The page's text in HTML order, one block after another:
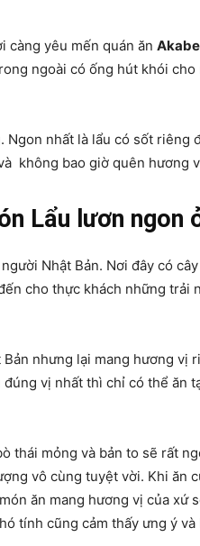
càng yêu mến quán ăn
ngoài có ống hút khói
nhất là lẩu có sốt riêng
không bao giờ quên hương
Lẩu lươn ngon
Nhật Bản. Nơi đây có
cho thực khách những trải
nhưng lại mang hương vị
vị nhất thì chỉ có thể ăn
thái mỏng và bản to sẽ rất
vô cùng tuyệt vời. Khi ăn
ăn mang hương vị của xứ
tính cũng cảm thấy ưng ý